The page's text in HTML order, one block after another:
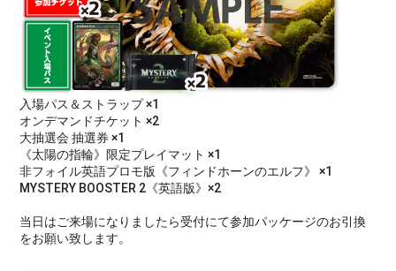
入場パス＆ストラップ ×1
オンデマンドチケット ×2
大抽選会 抽選券 ×1
《太陽の指輪》限定プレイマット ×1
非フォイル英語プロモ版《フィンドホーンのエルフ》 ×1
MYSTERY BOOSTER 2《英語版》×2
当日はご来場になりましたら受付にて参加パッケージのお引換
をお願い致します。